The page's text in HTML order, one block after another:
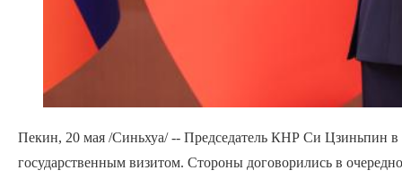
Пекин, 20 мая /Синьхуа/ -- Председатель КНР Си Цзиньпин
государственным визитом. Стороны договорились в